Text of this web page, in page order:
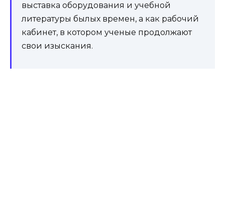
выставка оборудования и учебной
литературы былых времен, а как рабочий
кабинет, в котором ученые продолжают
свои изыскания.